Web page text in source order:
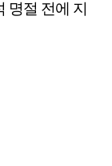
명절 전에 지